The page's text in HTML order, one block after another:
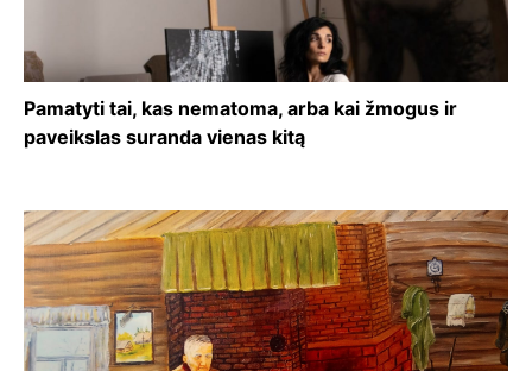
Pamatyti tai, kas nematoma, arba kai žmogus ir
paveikslas suranda vienas kitą